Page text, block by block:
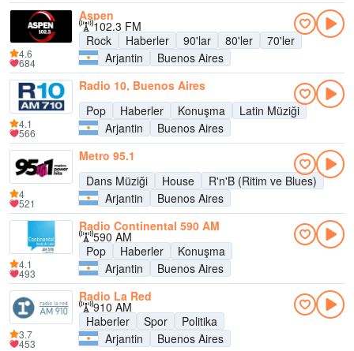
Aspen
102.3 FM
Rock
Haberler 90'lar 80'ler
70'ler
Arjantin
Buenos Aires
4.6
684
Radio 10, Buenos Aires
Pop
Haberler Konuşma
Latin Müziği
Arjantin
Buenos Aires
4.1
566
Metro 95.1
Dans Müziği
House
R'n'B (Ritim ve Blues)
Arjantin
Buenos Aires
4
521
Radio Continental 590 AM
590 AM
Pop
Haberler
Konuşma
Arjantin
Buenos Aires
4.1
493
Radio La Red
910 AM
Haberler
Spor
Politika
Arjantin
Buenos Aires
3.7
453